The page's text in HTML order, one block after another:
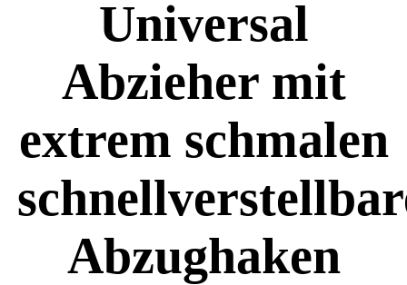
Universal
Abzieher mit
extrem schmalen
Abzughaken